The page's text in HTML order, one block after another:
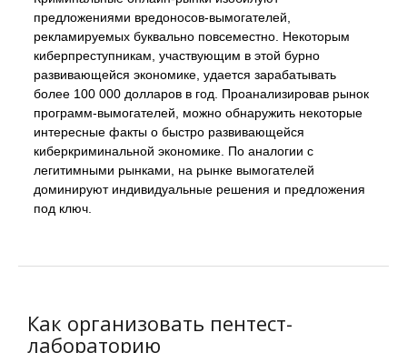
предложениями вредоносов-вымогателей,
рекламируемых буквально повсеместно. Некоторым
киберпреступникам, участвующим в этой бурно
развивающейся экономике, удается зарабатывать
более 100 000 долларов в год. Проанализировав рынок
программ-вымогателей, можно обнаружить некоторые
интересные факты о быстро развивающейся
киберкриминальной экономике. По аналогии с
легитимными рынками, на рынке вымогателей
доминируют индивидуальные решения и предложения
под ключ.
Как организовать пентест-
лабораторию